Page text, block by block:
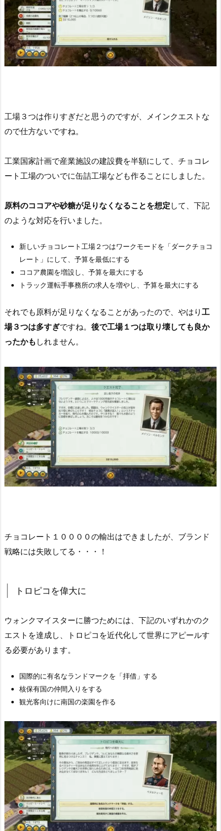
工場３つは作りすぎだと思うのですが、メインクエストな
ので仕方ないですね。
工業国家計画で産業施設の建設費を半額にして、チョコレ
ート工場のついでに缶詰工場なども作ることにしました。
原料のココアや砂糖が足りなくなることを想定 して、下記
のような対応を行いました。
新しいチョコレート工場２つはワークモードを「ダークチョコ
レート」にして、予算を最低にする
ココア農園を増設し、予算を最大にする
トラック運転手事務所の求人を増やし、予算を最大にする
それでも原料が足りなくなることがあったので、やはり 工
場３つは多すぎですね。 後で工場１つは取り壊しても良か
ったかも しれません。
チョコレート１００００の輸出はできましたが、ブランド
戦略には失敗してる・・・！
トロピコを偉大に
ウォンクマイスターに勝つためには、下記のいずれかのク
エストを達成し、トロピコを近代化して世界にアピールす
る必要があります。
国際的に有名なランドマークを「拝借」する
核保有国の仲間入りをする
観光客向けに南国の楽園を作る